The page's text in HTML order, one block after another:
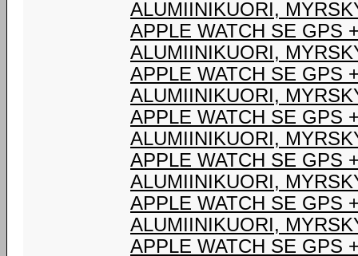
ALUMIINIKUORI,
APPLE WATCH SE GPS
ALUMIINIKUORI,
APPLE WATCH SE GPS
ALUMIINIKUORI,
APPLE WATCH SE GPS
ALUMIINIKUORI,
APPLE WATCH SE GPS
ALUMIINIKUORI,
APPLE WATCH SE GPS
ALUMIINIKUORI,
APPLE WATCH SE GPS